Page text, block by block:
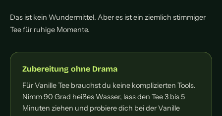
Das ist kein Wundermittel. Aber es ist ein ziemlich stimmiger
Tee für ruhige Momente.
Zubereitung ohne Drama
Für Vanille Tee brauchst du keine komplizierten Tools.
Nimm 90 Grad heißes Wasser, lass den Tee 3 bis 5
Minuten ziehen und probiere dich bei der Vanille